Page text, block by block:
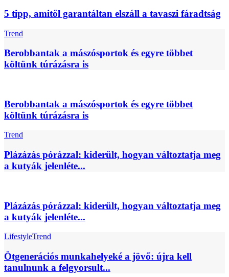
5 tipp, amitől garantáltan elszáll a tavaszi fáradtság
Trend
Berobbantak a mászósportok és egyre többet
költünk túrázásra is
Berobbantak a mászósportok és egyre többet
költünk túrázásra is
Trend
Plázázás pórázzal: kiderült, hogyan változtatja meg
a kutyák jelenléte...
Plázázás pórázzal: kiderült, hogyan változtatja meg
a kutyák jelenléte...
LifestyleTrend
Ötgenerációs munkahelyeké a jövő: újra kell
tanulnunk a felgyorsult...